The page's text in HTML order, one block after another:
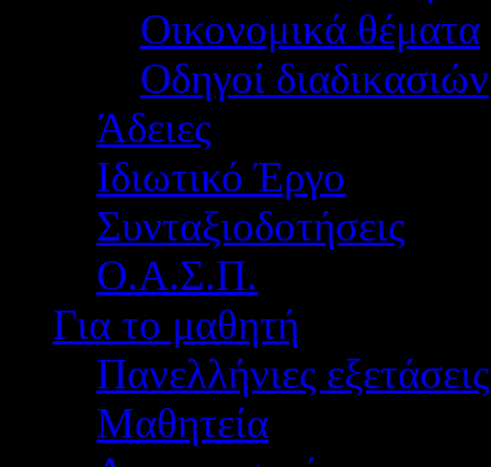
Οικονομικά θέματα
Οδηγοί διαδικασιών
Άδειες
Ιδιωτικό Έργο
Συνταξιοδοτήσεις
Ο.Α.Σ.Π.
Για το μαθητή
Πανελλήνιες εξετάσεις
Μαθητεία